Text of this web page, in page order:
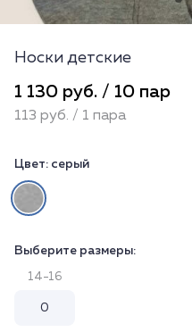
Носки детские
1 130 руб. / 10 пар
113 руб. / 1 пара
Цвет: серый
Выберите размеры:
14-16